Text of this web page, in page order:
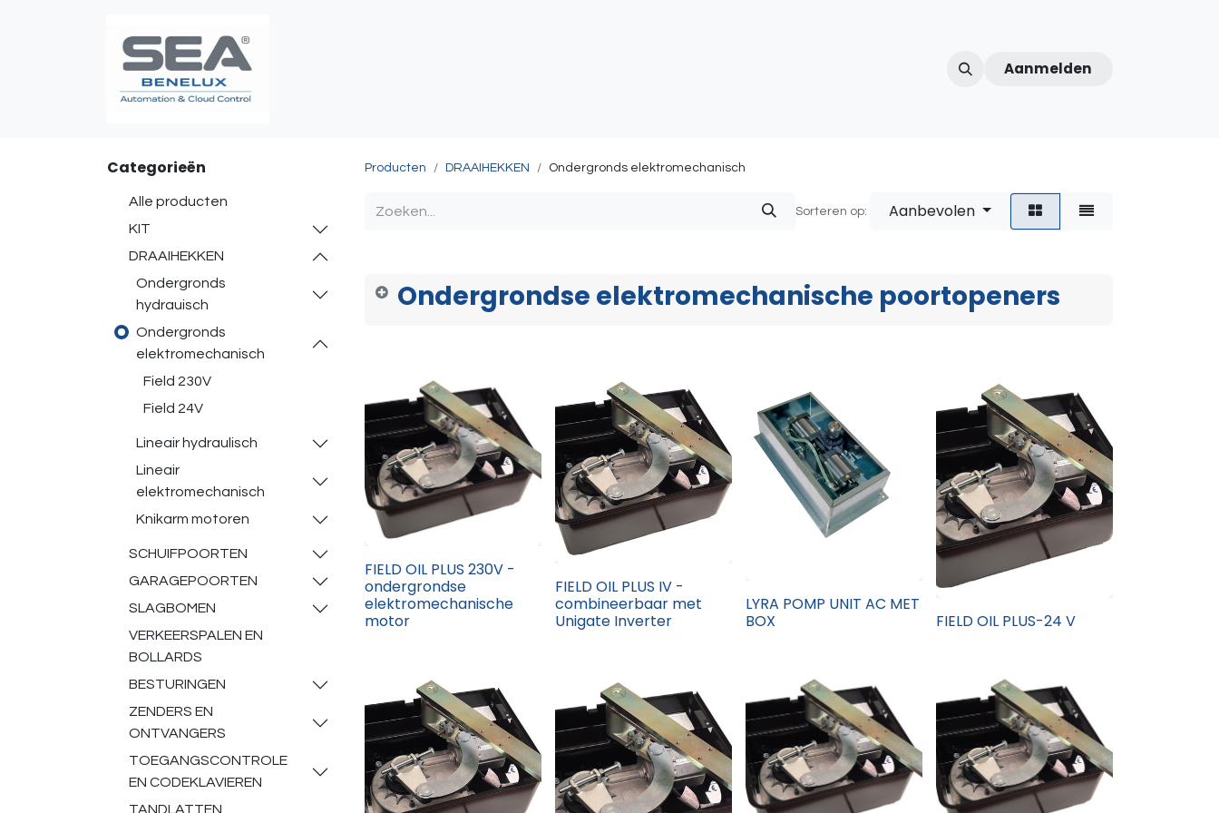
Over ons Afspraak
Aanmelden
Categorieën
Alle producten
KIT
DRAAIHEKKEN
Ondergronds
hydrauisch
Ondergronds
elektromechanisch
Field 230V
Field 24V
Lineair hydraulisch
Lineair
elektromechanisch
Knikarm motoren
SCHUIFPOORTEN
GARAGEPOORTEN
SLAGBOMEN
VERKEERSPALEN EN
BOLLARDS
BESTURINGEN
ZENDERS EN
ONTVANGERS
TOEGANGSCONTROLE
EN CODEKLAVIEREN
TANDLATTEN
Producten DRAAIHEKKEN Ondergronds elektromechanisch
Sorteren op: Aanbevolen
Ondergrondse elektromechanische poortopeners
FIELD OIL PLUS 230V -
ondergrondse
elektromechanische
motor
FIELD OIL PLUS IV -
combineerbaar met
Unigate Inverter
LYRA POMP UNIT AC MET
BOX
FIELD OIL PLUS-24 V